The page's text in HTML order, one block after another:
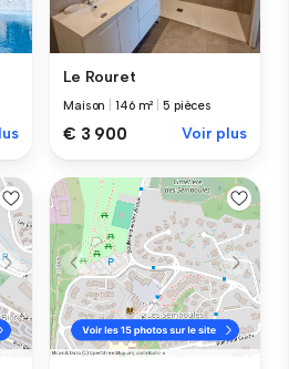
Le Rouret
Maison |146 m² |5 pièces
€ 3 900 Voir plus